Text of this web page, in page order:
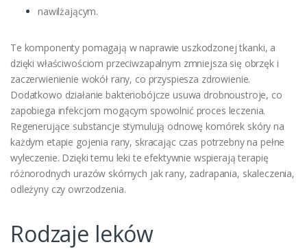
nawilżającym.
Te komponenty pomagają w naprawie uszkodzonej tkanki, a
dzięki właściwościom przeciwzapalnym zmniejsza się obrzęk i
zaczerwienienie wokół rany, co przyspiesza zdrowienie.
Dodatkowo działanie bakteriobójcze usuwa drobnoustroje, co
zapobiega infekcjom mogącym spowolnić proces leczenia.
Regenerujące substancje stymulują odnowę komórek skóry na
każdym etapie gojenia rany, skracając czas potrzebny na pełne
wyleczenie. Dzięki temu leki te efektywnie wspierają terapię
różnorodnych urazów skórnych jak rany, zadrapania, skaleczenia,
odleżyny czy owrzodzenia.
Rodzaje leków